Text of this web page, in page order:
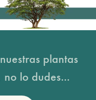
plantas
no lo dudes...